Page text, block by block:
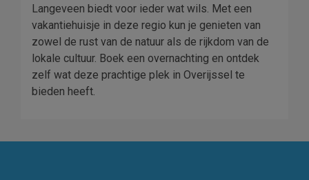
Langeveen biedt voor ieder wat wils. Met een
vakantiehuisje in deze regio kun je genieten van
zowel de rust van de natuur als de rijkdom van de
lokale cultuur. Boek een overnachting en ontdek
zelf wat deze prachtige plek in Overijssel te
bieden heeft.